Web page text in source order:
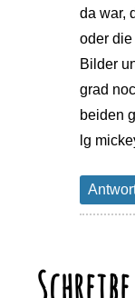
da war,
oder
Bilder
grad
beiden
lg